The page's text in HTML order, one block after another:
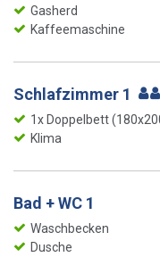
Gasherd
Kaffeemaschine
Schlafzimmer 1
1x Doppelbett
Klima
Bad + WC 1
Waschbecken
Dusche